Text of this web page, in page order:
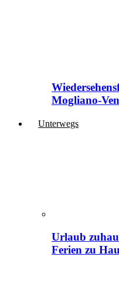
Mogliano-
Unterwegs
Urlaub
Ferien zu